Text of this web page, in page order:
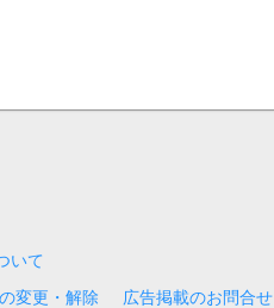
いて
変更・解除
広告掲載のお問合せ